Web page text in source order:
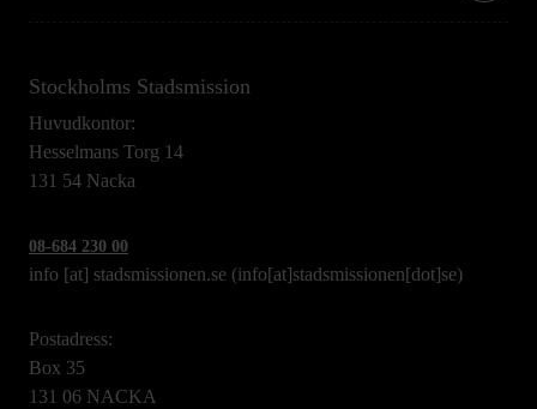
Stockholms Stadsmission
Huvudkontor:
Hesselmans Torg 14
131 54 Nacka
08-684 230 00
info [at] stadsmissionen.se (info[at]stadsmissionen[dot]se)
Postadress:
Box 35
131 06 NACKA